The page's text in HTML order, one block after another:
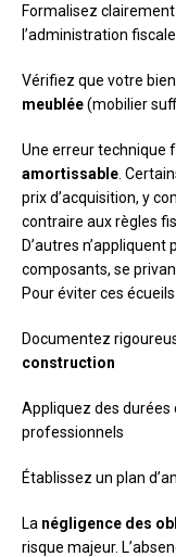
Formalisez
l’administration fiscale
Vérifiez que votre
meublée(mobilier
Une erreur technique
amortissable .
prix d’acquisition, y
contraire aux règles
D’autres
composants, se
Pour éviter ces écueils
Documentez
construction
Appliquez des
professionnels
Établissez un plan
La négligence des
risque majeur.